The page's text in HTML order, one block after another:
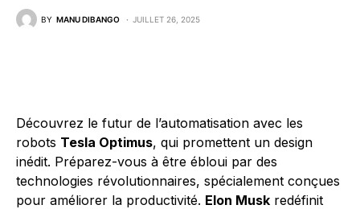
BY MANU DIBANGO JUILLET 26, 2025
Découvrez le futur de l’automatisation avec les
robots Tesla Optimus, qui promettent un design
inédit. Préparez-vous à être ébloui par des
technologies révolutionnaires, spécialement conçues
pour améliorer la productivité. Elon Musk redéfinit